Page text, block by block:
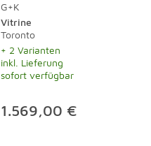
G+K
Vitrine
Toronto
+ 2 Varianten
inkl. Lieferung
sofort verfügbar
1.569,00 €